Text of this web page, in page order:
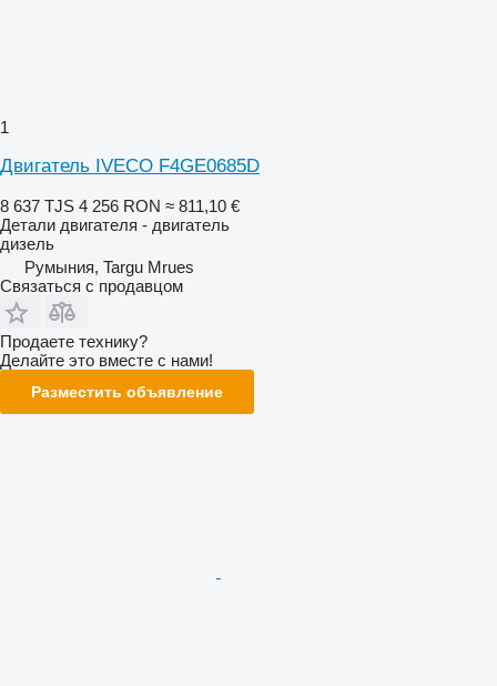
1
Двигатель IVECO F4GE0685D
8 637 TJS 4 256 RON ≈ 811,10 €
Детали двигателя - двигатель
дизель
Румыния, Targu Mrues
Связаться с продавцом
Продаете технику?
Делайте это вместе с нами!
Разместить объявление